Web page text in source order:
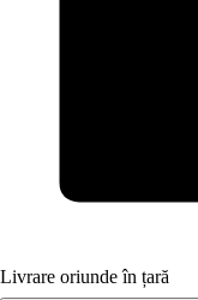
Livrare oriunde în țară